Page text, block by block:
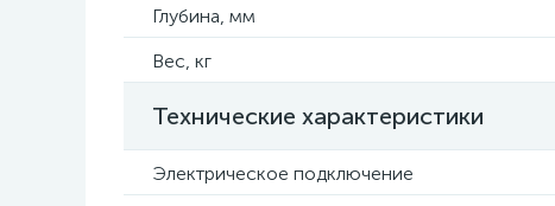
Глубина, мм
Вес, кг
Технические характеристики
Электрическое подключение